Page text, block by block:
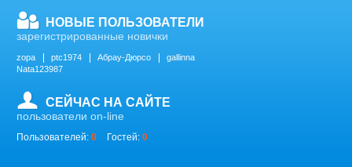
НОВЫЕ ПОЛЬЗОВАТЕЛИ
зарегистрированные новички
zopa ptc1974 Абрау-Дюрсо
gallinna
Nata123987
СЕЙЧАС НА САЙТЕ
пользователи on-line
Пользователей: 0 Гостей: 0